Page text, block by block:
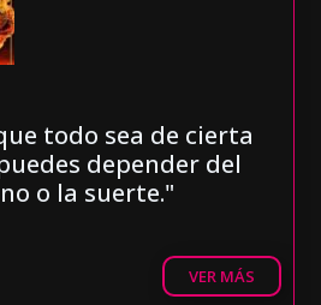
todo sea de cierta
depender del
o la suerte."
VER MÁS